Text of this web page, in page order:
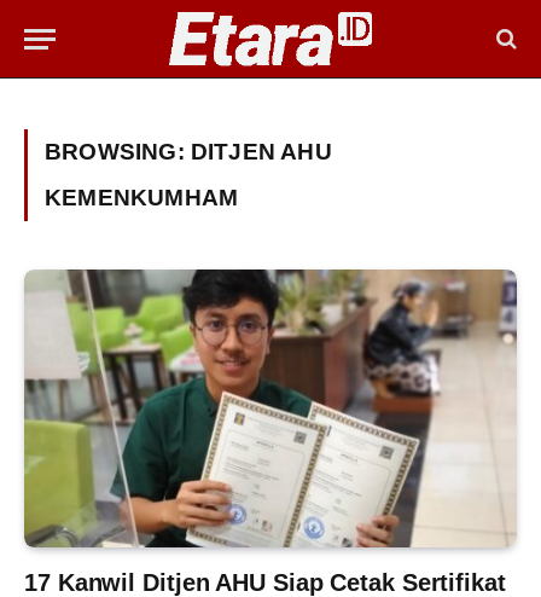
BROWSING: DITJEN AHU
KEMENKUMHAM
17 Kanwil Ditjen AHU Siap Cetak Sertifikat